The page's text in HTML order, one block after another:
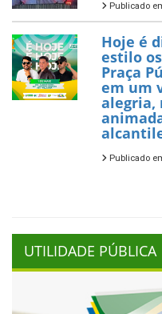
Publicado
Hoje é
estilo
Praça
em um
alegria,
Publicado
UTILIDADE PÚBLICA